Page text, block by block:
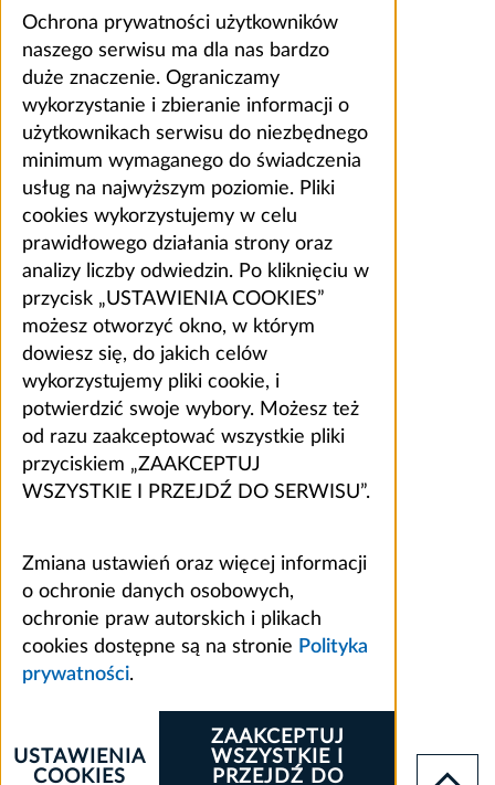
Ochrona prywatności użytkowników
naszego serwisu ma dla nas bardzo
duże znaczenie. Ograniczamy
wykorzystanie i zbieranie informacji o
użytkownikach serwisu do niezbędnego
minimum wymaganego do świadczenia
usług na najwyższym poziomie. Pliki
cookies wykorzystujemy w celu
prawidłowego działania strony oraz
analizy liczby odwiedzin. Po kliknięciu w
przycisk „USTAWIENIA COOKIES”
możesz otworzyć okno, w którym
dowiesz się, do jakich celów
wykorzystujemy pliki cookie, i
potwierdzić swoje wybory. Możesz też
od razu zaakceptować wszystkie pliki
przyciskiem „ZAAKCEPTUJ
WSZYSTKIE I PRZEJDŹ DO SERWISU”.
Zmiana ustawień oraz więcej informacji
o ochronie danych osobowych,
ochronie praw autorskich i plikach
cookies dostępne są na stronie Polityka
prywatności.
ZAAKCEPTUJ
WSZYSTKIE I
PRZEJDŹ DO
USTAWIENIA
COOKIES